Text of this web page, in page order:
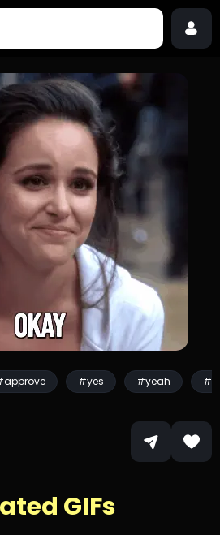
#yes #yeah
GIFs